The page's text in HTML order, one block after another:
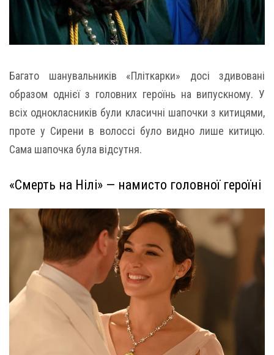
Багато шанувальників «Пліткарки» досі здивовані
образом однієї з головних героїнь на випускному. У
всіх однокласників були класичні шапочки з китицями,
проте у Сирени в волоссі було видно лише китицю.
Сама шапочка була відсутня.
«Смерть на Нілі» — намисто головної героїні